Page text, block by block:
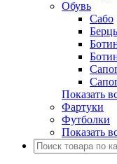
Обувь
Сабо
Показать
Фартуки
Футболки
Показать